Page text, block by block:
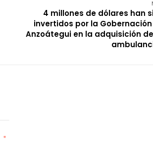
4 millones de dólares han
invertidos por la
Anzoátegui en la adquisición
*